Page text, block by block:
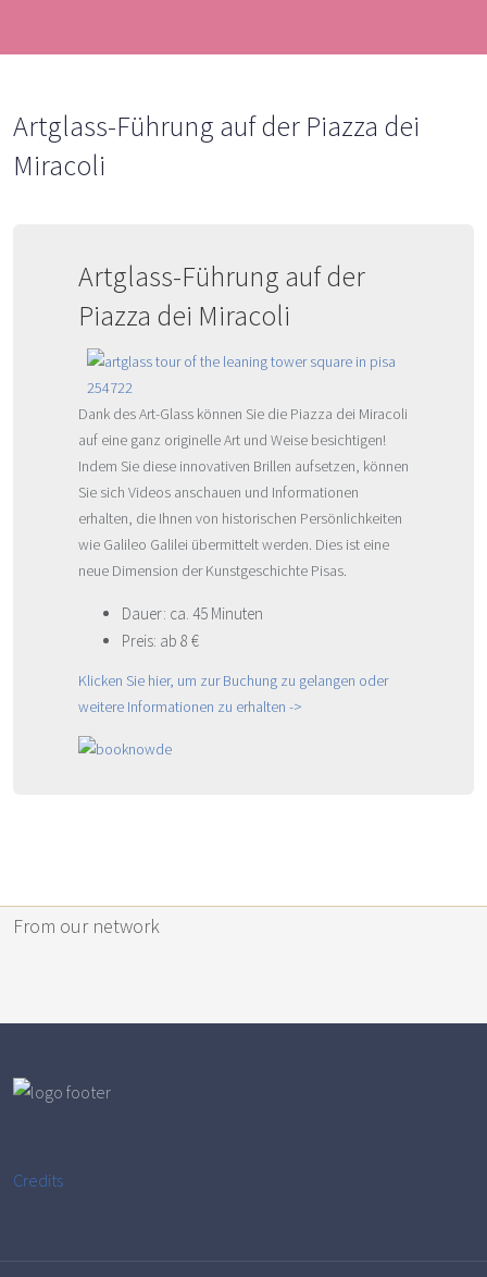
Artglass-Führung auf der Piazza dei
Miracoli
Artglass-Führung auf der
Piazza dei Miracoli
Dank des Art-Glass können Sie die Piazza dei Miracoli
auf eine ganz originelle Art und Weise besichtigen!
Indem Sie diese innovativen Brillen aufsetzen, können
Sie sich Videos anschauen und Informationen
erhalten, die Ihnen von historischen Persönlichkeiten
wie Galileo Galilei übermittelt werden. Dies ist eine
neue Dimension der Kunstgeschichte Pisas.
Dauer: ca. 45 Minuten
Preis: ab 8 €
Klicken Sie hier, um zur Buchung zu gelangen oder
weitere Informationen zu erhalten ->
From our network
Credits